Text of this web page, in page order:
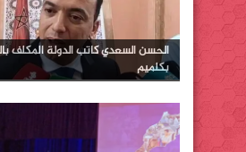
الحسن السعدي كاتب الدولة المكلف
بكلميم